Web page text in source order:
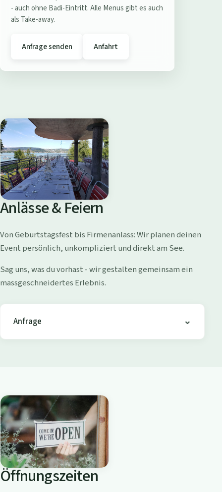
s
r
B
a
d
i
W
o
l
i
s
h
o
e
n
r
o
a
m
Z
ü
- auch ohne Badi-Eintritt. Alle Menus gibt es auch
als Take-away.
Anfrage senden Anfahrt
Anlässe & Feiern
Von Geburtstagsfest bis Firmenanlass: Wir planen deinen
Event persönlich, unkompliziert und direkt am See.
Sag uns, was du vorhast - wir gestalten gemeinsam ein
massgeschneidertes Erlebnis.
Anfrage
Öffnungszeiten